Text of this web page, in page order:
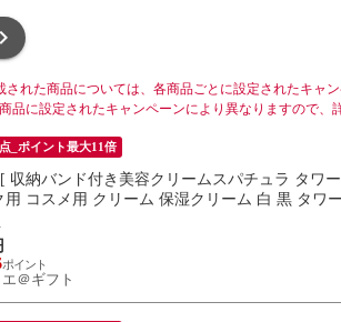
された商品については、各商品ごとに設定されたキャ
品に設定されたキャンペーンにより異なりますので、
_ポイント最大11倍
メイク用 コスメ用 クリ
＠ギフト